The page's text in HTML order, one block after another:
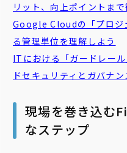
リット、向上ポイントま
Google Cloudの「プロジ
る管理単位を理解しよう
ITにおける「ガードレー
ドセキュリティとガバナ
現場を巻き込む
なステップ